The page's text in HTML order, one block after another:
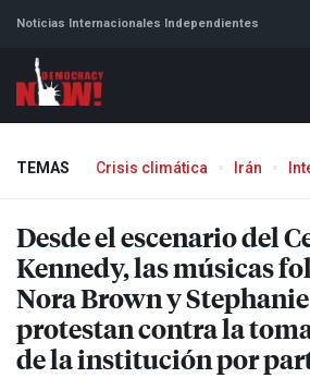
Noticias Internacionales Independientes
TEMAS Crisis climática Irán
Desde el escenario del
Kennedy, las músicas
Nora Brown y
protestan contra la
de la institución por